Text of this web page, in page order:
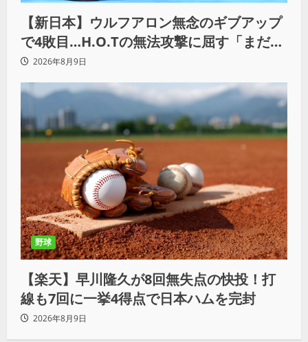
【新日本】ウルフアロン無念のギブアップ
で4敗目…H.O.Tの無法攻撃に屈す「まだま
だ俺自身の力はこんなもんだなって」
2026年8月9日
野球
【楽天】早川隆久が8回無失点の快投！打
線も7回に一挙4得点で日本ハムを完封
2026年8月9日